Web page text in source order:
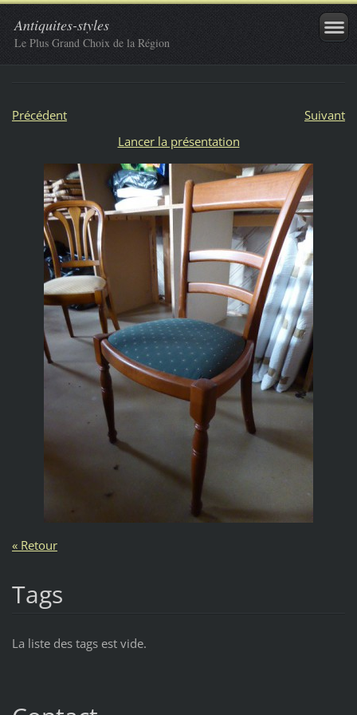
Antiquites-styles
Le Plus Grand Choix de la Région
Précédent
Suivant
Lancer la présentation
« Retour
Tags
La liste des tags est vide.